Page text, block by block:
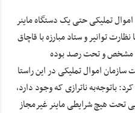
تملیکی حتی یک دستگاه ماینر
توانیر و ستاد مبارزه با قاچاق
آن مشخص و تحت رصد بوده
اموال تملیکی در این راستا
باتوجه‌به ناترازی که وجود دارد،
تحت هیچ شرایطی ماینر غیرمجاز